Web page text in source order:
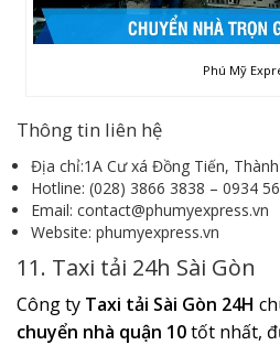
Phú Mỹ
Thông tin liên hệ
Địa chỉ:1A Cư xá Đồng Tiến,
Hotline: (028) 3866 3838 – 0934
Email: contact@phumyexpress.vn
Website: phumyexpress.vn
11. Taxi tải 24h Sài Gòn
Công ty Taxi tải Sài Gòn 24H
chuyển nhà quận 10tốt nhất,